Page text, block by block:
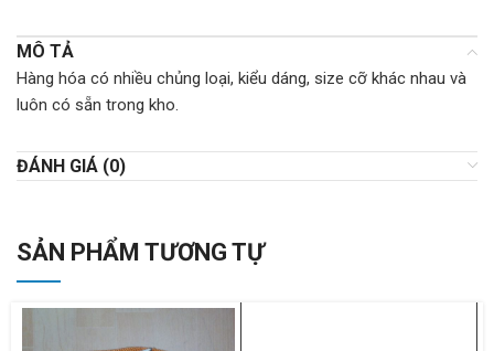
MÔ TẢ
Hàng hóa có nhiều chủng loại, kiểu dáng, size cỡ khác nhau và
luôn có sẵn trong kho.
ĐÁNH GIÁ (0)
SẢN PHẨM TƯƠNG TỰ